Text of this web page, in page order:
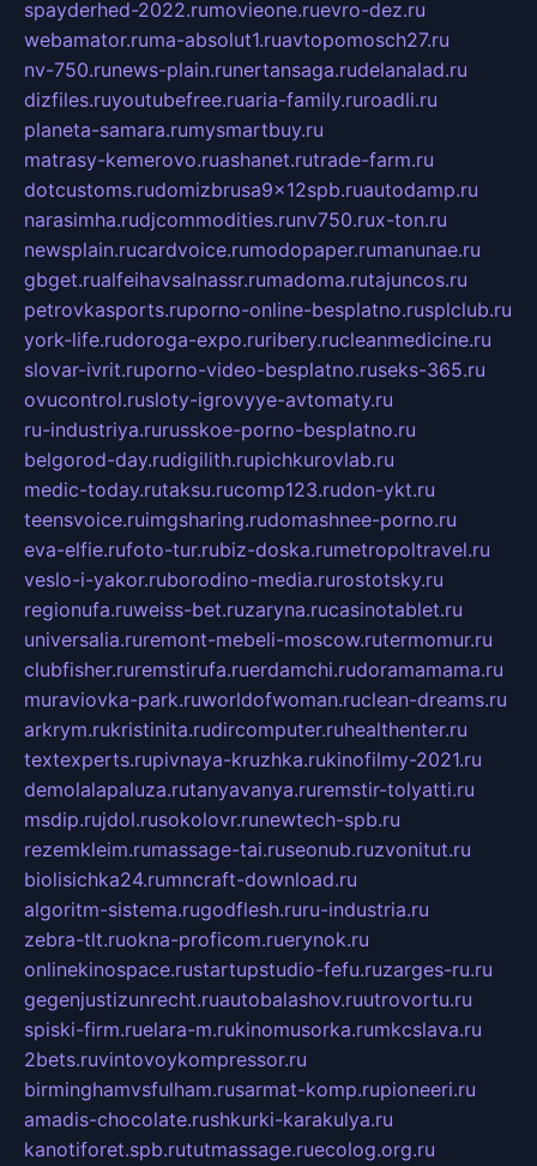
spayderhed-2022.rumovieone.ruevro-dez.ru
webamator.ruma-absolut1.ruavtopomosch27.ru
nv-750.runews-plain.runertansaga.rudelanalad.ru
dizfiles.ruyoutubefree.ruaria-family.ruroadli.ru
planeta-samara.rumysmartbuy.ru
matrasy-kemerovo.ruashanet.rutrade-farm.ru
dotcustoms.rudomizbrusa9x12spb.ruautodamp.ru
narasimha.rudjcommodities.runv750.rux-ton.ru
newsplain.rucardvoice.rumodopaper.rumanunae.ru
gbget.rualfeihavsalnassr.rumadoma.rutajuncos.ru
petrovkasports.ruporno-online-besplatno.rusplclub.ru
york-life.rudoroga-expo.ruribery.rucleanmedicine.ru
slovar-ivrit.ruporno-video-besplatno.ruseks-365.ru
ovucontrol.rusloty-igrovyye-avtomaty.ru
ru-industriya.rurusskoe-porno-besplatno.ru
belgorod-day.rudigilith.rupichkurovlab.ru
medic-today.rutaksu.rucomp123.rudon-ykt.ru
teensvoice.ruimgsharing.rudomashnee-porno.ru
eva-elfie.rufoto-tur.rubiz-doska.rumetropoltravel.ru
veslo-i-yakor.ruborodino-media.rurostotsky.ru
regionufa.ruweiss-bet.ruzaryna.rucasinotablet.ru
universalia.ruremont-mebeli-moscow.rutermomur.ru
clubfisher.ruremstirufa.ruerdamchi.rudoramamama.ru
muraviovka-park.ruworldofwoman.ruclean-dreams.ru
arkrym.rukristinita.rudircomputer.ruhealthenter.ru
textexperts.rupivnaya-kruzhka.rukinofilmy-2021.ru
demolalapaluza.rutanyavanya.ruremstir-tolyatti.ru
msdip.rujdol.rusokolovr.runewtech-spb.ru
rezemkleim.rumassage-tai.ruseonub.ruzvonitut.ru
biolisichka24.rumncraft-download.ru
algoritm-sistema.rugodflesh.ruru-industria.ru
zebra-tlt.ruokna-proficom.ruerynok.ru
onlinekinospace.rustartupstudio-fefu.ruzarges-ru.ru
gegenjustizunrecht.ruautobalashov.ruutrovortu.ru
spiski-firm.ruelara-m.rukinomusorka.rumkcslava.ru
2bets.ruvintovoykompressor.ru
birminghamvsfulham.rusarmat-komp.rupioneeri.ru
amadis-chocolate.rushkurki-karakulya.ru
kanotiforet.spb.rututmassage.ruecolog.org.ru